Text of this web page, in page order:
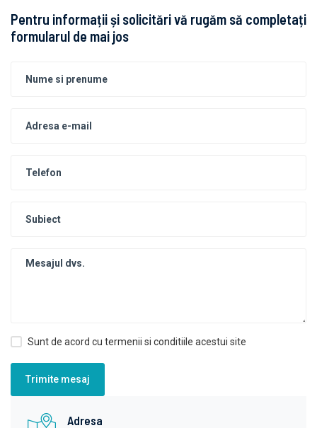
Pentru informații și solicitări vă rugăm să completați
formularul de mai jos
Sunt de acord cu termenii si conditiile acestui site
Trimite mesaj
Adresa